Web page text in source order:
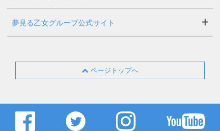
夢見る乙女グループ公式サイト
ページトップへ